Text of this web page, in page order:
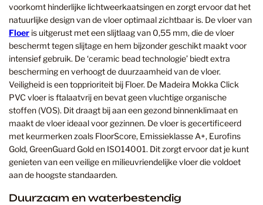
voorkomt hinderlijke lichtweerkaatsingen en zorgt ervoor dat het
natuurlijke design van de vloer optimaal zichtbaar is. De vloer van
Floer is uitgerust met een slijtlaag van 0,55 mm, die de vloer
beschermt tegen slijtage en hem bijzonder geschikt maakt voor
intensief gebruik. De ‘ceramic bead technologie’ biedt extra
bescherming en verhoogt de duurzaamheid van de vloer.
Veiligheid is een topprioriteit bij Floer. De Madeira Mokka Click
PVC vloer is ftalaatvrij en bevat geen vluchtige organische
stoffen (VOS). Dit draagt bij aan een gezond binnenklimaat en
maakt de vloer ideaal voor gezinnen. De vloer is gecertificeerd
met keurmerken zoals FloorScore, Emissieklasse A+, Eurofins
Gold, GreenGuard Gold en ISO14001. Dit zorgt ervoor dat je kunt
genieten van een veilige en milieuvriendelijke vloer die voldoet
aan de hoogste standaarden.
Duurzaam en waterbestendig